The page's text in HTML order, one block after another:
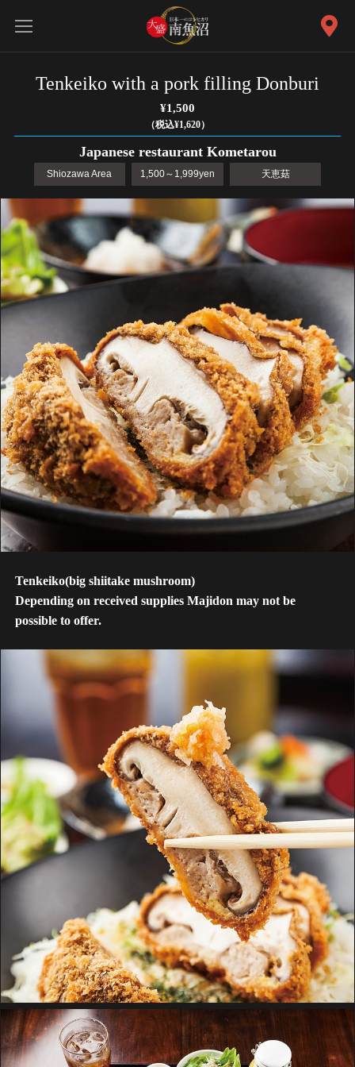
Tenkeiko with a pork filling Donburi
¥1,500
（税込¥1,620）
Japanese restaurant Kometarou
Shiozawa Area 1,500～1,999yen 天恵菇
Tenkeiko(big shiitake mushroom)
Depending on received supplies Majidon may not be
possible to offer.